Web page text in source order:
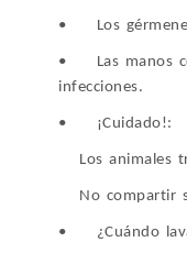
• Los
•
Las manos
infecciones.
• ¡Cuidado!:
Los animales
No compartir
• ¿Cuándo